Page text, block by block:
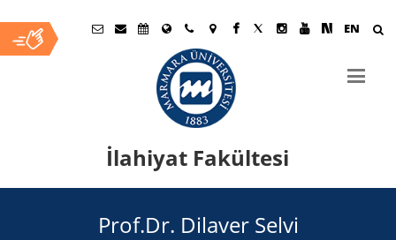
EN
İlahiyat Fakültesi
Prof.Dr. Dilaver Selvi